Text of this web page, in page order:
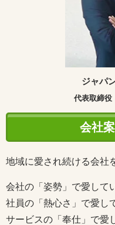
ジャパ
代表取締役
会社
地域に愛され続ける会社
会社の「姿勢」で愛して
社員の「熱心さ」で愛し
サービスの「奉仕」で愛